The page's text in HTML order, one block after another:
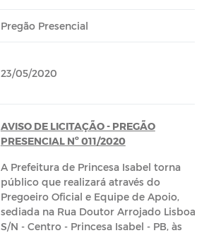
Pregão Presencial
23/05/2020
AVISO DE LICITAÇÃO - PREGÃO
PRESENCIAL Nº 011/2020
A Prefeitura de Princesa Isabel torna
público que realizará através do
Pregoeiro Oficial e Equipe de Apoio,
sediada na Rua Doutor Arrojado Lisboa,
S/N - Centro - Princesa Isabel - PB, às